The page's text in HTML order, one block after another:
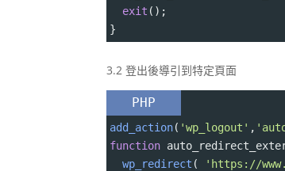
exit ();
}
3.2 登出後導引到特定頁面
PHP
add_action( 'wp_logout' ,
function
wp_redirect ( 'https://